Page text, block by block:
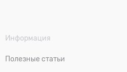
Информация
Полезные статьи